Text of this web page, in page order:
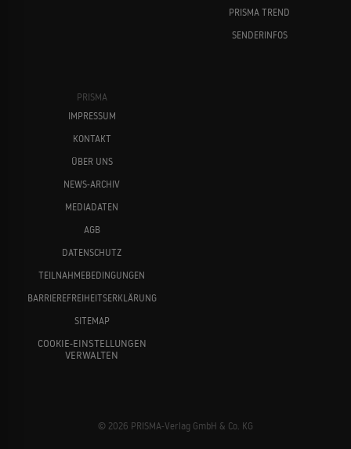
PRISMA TREND
SENDERINFOS
PRISMA
IMPRESSUM
KONTAKT
ÜBER UNS
NEWS-ARCHIV
MEDIADATEN
AGB
DATENSCHUTZ
TEILNAHMEBEDINGUNGEN
BARRIEREFREIHEITSERKLÄRUNG
SITEMAP
COOKIE-EINSTELLUNGEN
VERWALTEN
© 2026 PRISMA-Verlag GmbH & Co. KG